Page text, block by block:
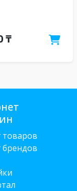
₸
товаров
брендов